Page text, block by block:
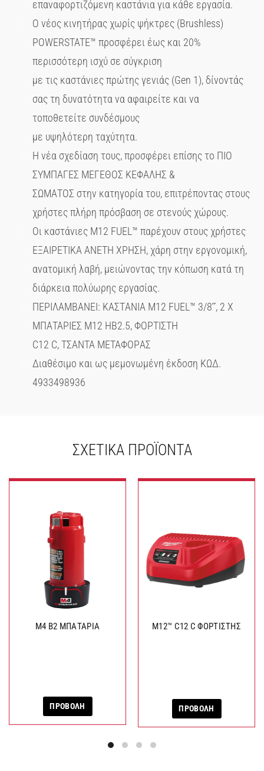
επαναφορτιζόμενη καστάνια για κάθε εργασία.
Ο νέος κινητήρας χωρίς ψήκτρες (Brushless)
POWERSTATE™ προσφέρει έως και 20%
περισσότερη ισχύ σε σύγκριση
με τις καστάνιες πρώτης γενιάς (Gen 1), δίνοντάς
σας τη δυνατότητα να αφαιρείτε και να
τοποθετείτε συνδέσμους
με υψηλότερη ταχύτητα.
Η νέα σχεδίαση τους, προσφέρει επίσης το ΠΙΟ
ΣΥΜΠΑΓΕΣ ΜΕΓΕΘΟΣ ΚΕΦΑΛΗΣ &
ΣΩΜΑΤΟΣ στην κατηγορία του, επιτρέποντας στους
χρήστες πλήρη πρόσβαση σε στενούς χώρους.
Οι καστάνιες M12 FUEL™ παρέχουν στους χρήστες
ΕΞΑΙΡΕΤΙΚA ΑΝΕΤΗ ΧΡΗΣΗ, χάρη στην εργονομική,
ανατομική λαβή, μειώνοντας την κόπωση κατά τη
διάρκεια πολύωρης εργασίας.
ΠΕΡΙΛΑΜΒΑΝΕΙ: ΚΑΣΤAΝΙΑ M12 FUEL™ 3/8˝, 2 X
ΜΠΑΤΑΡIΕΣ M12 HB2.5, ΦΟΡΤΙΣΤH
C12 C, ΤΣAΝΤΑ ΜΕΤΑΦΟΡAΣ
Διαθέσιμο και ως μεμονωμένη έκδοση ΚΩΔ.
4933498936
ΣΧΕΤΙΚΆ ΠΡΟΪΌΝΤΑ
M4 B2 ΜΠΑΤΑΡΙΑ
ΠΡΟΒΟΛΗ
M12™ C12 C ΦΟΡΤΙΣΤΗΣ
ΠΡΟΒΟΛΗ